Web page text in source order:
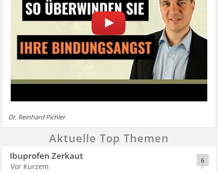
Dr. Reinhard Pichler
Aktuelle Top Themen
6
Ibuprofen Zerkaut
Vor Kurzem